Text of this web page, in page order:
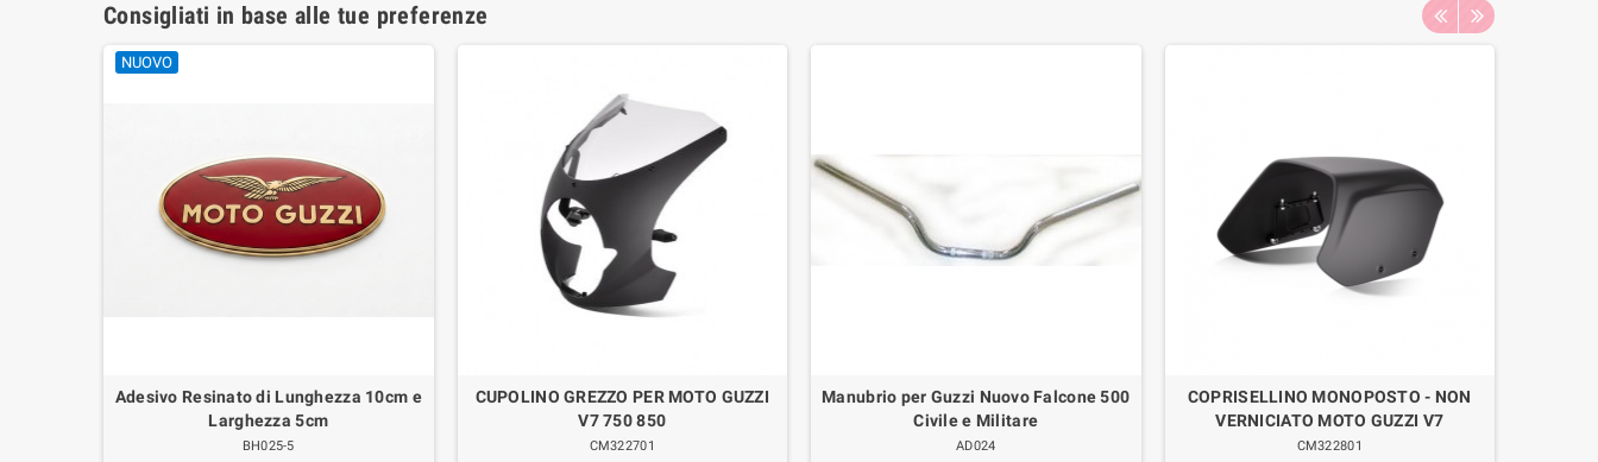
Consigliati in base alle tue preferenze
NUOVO
Adesivo Resinato di Lunghezza 10cm e
Larghezza 5cm
BH025-5
CUPOLINO GREZZO PER MOTO GUZZI
V7 750 850
CM322701
Manubrio per Guzzi Nuovo Falcone 500
Civile e Militare
AD024
COPRISELLINO MONOPOSTO - NON
VERNICIATO MOTO GUZZI V7
CM322801